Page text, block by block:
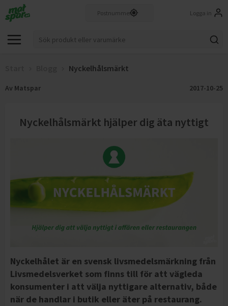
Logga in
Nyckelhålsmärkt
Av Matspar 2017-10-25
Nyckelhålsmärkt hjälper dig äta nyttigt
Nyckelhålet är en svensk livsmedelsmärkning från
Livsmedelsverket som finns till för att vägleda
konsumenter i att välja nyttigare alternativ, både
när de handlar i butik eller äter på restaurang.